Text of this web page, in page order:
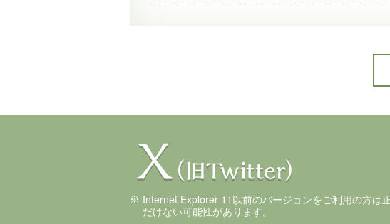
Internet Explorer 11以前のバージョンをご利用の方は
だけない可能性があります。